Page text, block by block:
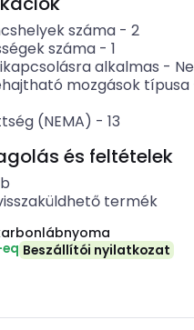
száma- 2
száma- 1
alkalmas -
mozgások típusa
(NEMA) - 13
és feltételek
termék
Beszállítói nyilatkozat